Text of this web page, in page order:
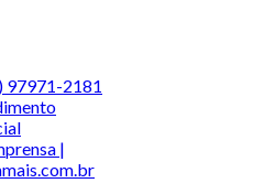
97971-2181
|